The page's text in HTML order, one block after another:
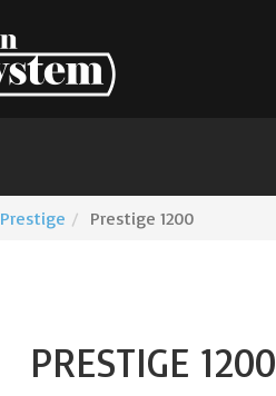
Prestige Prestige 1200
PRESTIGE 1200